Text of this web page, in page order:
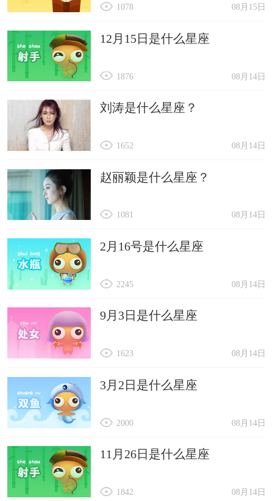
08月15日
1078
12月15日是什么星座
08月14日
1876
刘涛是什么星座？
08月14日
1652
赵丽颖是什么星座？
08月14日
1081
2月16号是什么星座
08月14日
2245
9月3日是什么星座
08月14日
1623
3月2日是什么星座
08月14日
2000
11月26日是什么星座
08月14日
1842